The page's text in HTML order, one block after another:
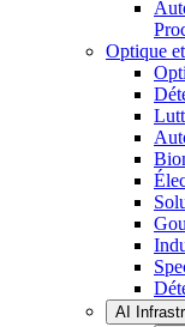
Optique
AI